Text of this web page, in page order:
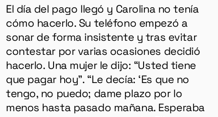
El día del pago llegó y Carolina no tenía
cómo hacerlo. Su teléfono empezó a
sonar de forma insistente y tras evitar
contestar por varias ocasiones decidió
hacerlo. Una mujer le dijo: “Usted tiene
que pagar hoy”. “Le decía: ‘Es que no
tengo, no puedo; dame plazo por lo
menos hasta pasado mañana. Esperaba